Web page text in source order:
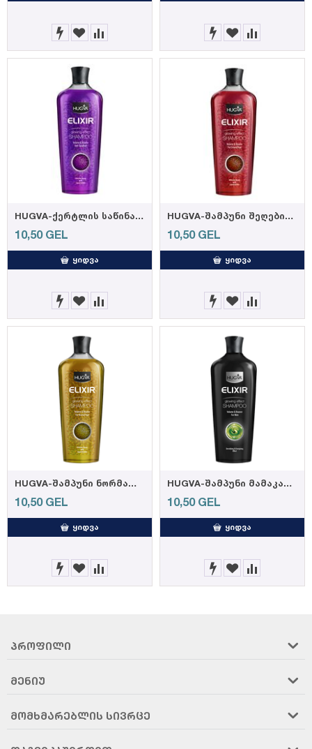
HUGVA-ქერტლის საწინააღმდეგო შამპუნი 600მლ (12)
10,50 GEL
ᲧᲘᲓᲕᲐ
HUGVA-შამპუნი შეღებილი თმისთვის 600მლ (12)
10,50 GEL
ᲧᲘᲓᲕᲐ
HUGVA-შამპუნი ნორმალური თმისთვის 600მლ (12)
10,50 GEL
ᲧᲘᲓᲕᲐ
HUGVA-შამპუნი მამაკაცებისთვის 600მლ (12)
10,50 GEL
ᲧᲘᲓᲕᲐ
ᲞᲠᲝᲤᲘᲚᲘ
ᲛᲔᲜᲘᲣ
ᲛᲝᲛᲮᲛᲐᲠᲔᲑᲚᲘᲡ ᲡᲘᲕᲠᲪᲔ